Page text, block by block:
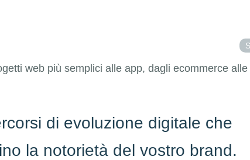
web più semplici alle app, dagli ecommerce alle
di evoluzione digitale che
la notorietà del vostro brand.